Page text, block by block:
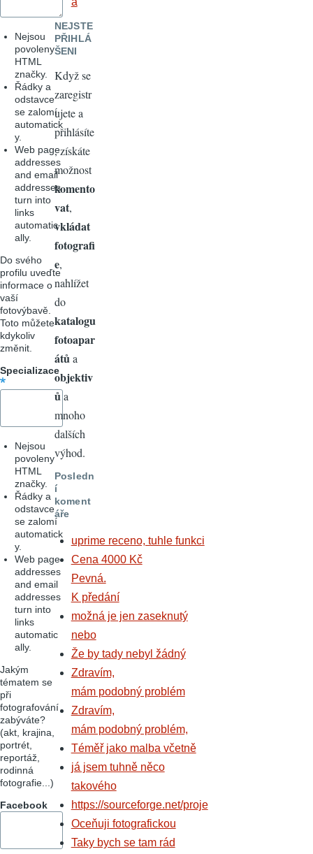
Nejsou
povoleny
HTML
značky.
Řádky a
odstavce
se zalomí
automatick
y.
Web page
addresses
and email
addresses
turn into
links
automatic
ally.
Do svého
profilu uveďte
informace o
vaší
fotovýbavě.
Toto můžete
kdykoliv
změnit.
Specializace
Nejsou
povoleny
HTML
značky.
Řádky a
odstavce
se zalomí
automatick
y.
Web page
addresses
and email
addresses
turn into
links
automatic
ally.
Jakým
tématem se
při
fotografování
zabýváte?
(akt, krajina,
portrét,
reportáž,
rodinná
fotografie...)
Facebook
NEJSTE
PŘIHLÁ
ŠENI
Když se
zaregistr
ujete a
přihlásíte
, získáte
možnost
komento
vat,
vkládat
fotografi
e,
nahlížet
do
katalogu
fotoapar
átů a
objektiv
ůa
mnoho
dalších
výhod.
Posledn
í
koment
áře
uprime receno, tuhle funkci
Cena 4000 Kč
Pevná.
K předání
možná je jen zaseknutý
nebo
Že by tady nebyl žádný
Zdravím,
mám podobný problém
Zdravím,
mám podobný problém,
Téměř jako malba včetně
já jsem tuhně něco
takového
https://sourceforge.net/proje
Oceňuji fotografickou
Taky bych se tam rád